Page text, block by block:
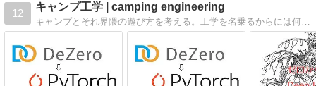
12
キャンプ工学 | camping engineering
キャンプとそれ界隈の遊び方を考える。工学を名乗るからには何かを作り、何かの役に立つことを目指す。テントを積んで、カメラ片手に、バイクでお出かけ。この遊びを工学する。